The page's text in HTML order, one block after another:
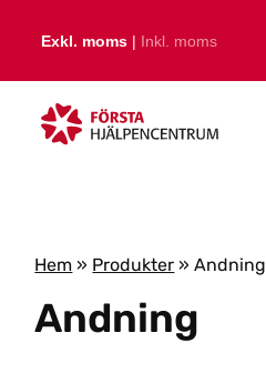
Exkl. moms | Inkl. moms
Hem » Produkter »Andning
Andning